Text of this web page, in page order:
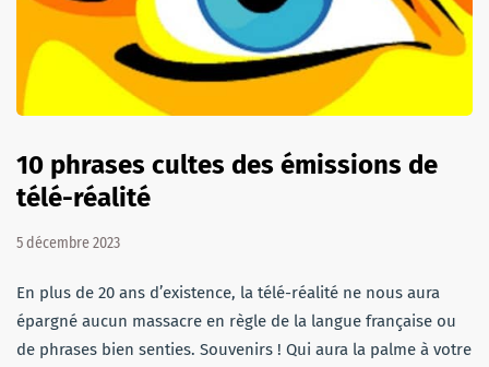
10 phrases cultes des émissions de
télé-réalité
5 décembre 2023
En plus de 20 ans d’existence, la télé-réalité ne nous aura
épargné aucun massacre en règle de la langue française ou
de phrases bien senties. Souvenirs ! Qui aura la palme à votre